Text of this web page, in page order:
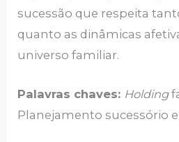
sucessão que respeita
quanto as dinâmicas
universo familiar.
Palavras chaves: Holding
Planejamento sucessório